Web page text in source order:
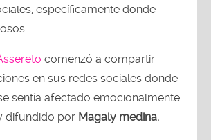
específicamente donde
comenzó a compartir
en sus redes sociales donde
sentía afectado emocionalmente
difundido por Magaly medina.